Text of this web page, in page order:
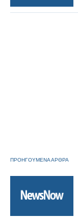
ΠΡΟΗΓΟΥΜΕΝΑ ΑΡΘΡΑ